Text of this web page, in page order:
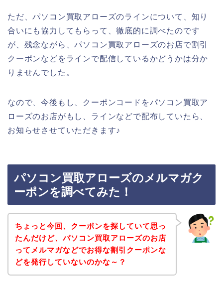
ただ、パソコン買取アローズのラインについて、知り
合いにも協力してもらって、徹底的に調べたのです
が、残念ながら、パソコン買取アローズのお店で割引
クーポンなどをラインで配信しているかどうかは分か
りませんでした。
なので、今後もし、クーポンコードをパソコン買取ア
ローズのお店がもし、ラインなどで配布していたら、
お知らせさせていただきます♪
パソコン買取アローズのメルマガク
ーポンを調べてみた！
ちょっと今回、クーポンを探していて思っ
たんだけど、パソコン買取アローズのお店
ってメルマガなどでお得な割引クーポンな
どを発行していないのかな～？